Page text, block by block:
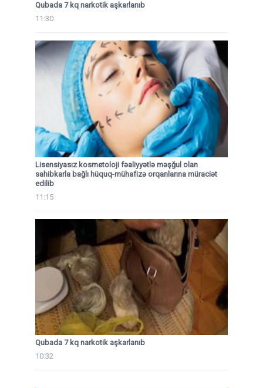
Qubada 7 kq narkotik aşkarlanıb
11:30
Lisensiyasız kosmetoloji fəaliyyətlə məşğul olan
sahibkarla bağlı hüquq-mühafizə orqanlarına müraciət
edilib
11:15
Qubada 7 kq narkotik aşkarlanıb
10:32